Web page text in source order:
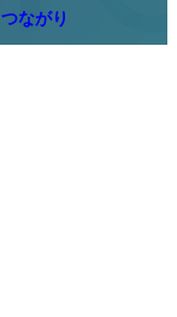
つながり